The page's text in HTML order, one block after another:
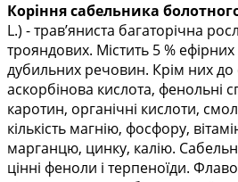
Коріння сабельника
L.) - трав’яниста багаторічна
трояндових. Містить 5 %
дубильних речовин. Крім них до
аскорбінова кислота, фенольні
каротин, органічні кислоти,
кількість магнію, фосфору,
марганцю, цинку, калію.
цінні феноли і терпеноїди.